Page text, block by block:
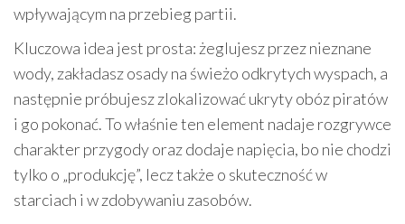
wpływającym na przebieg partii.
Kluczowa idea jest prosta: żeglujesz przez nieznane
wody, zakładasz osady na świeżo odkrytych wyspach, a
następnie próbujesz zlokalizować ukryty obóz piratów
i go pokonać. To właśnie ten element nadaje rozgrywce
charakter przygody oraz dodaje napięcia, bo nie chodzi
tylko o „produkcję”, lecz także o skuteczność w
starciach i w zdobywaniu zasobów.